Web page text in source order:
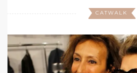
CATWALK